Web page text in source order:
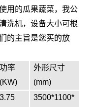
用的瓜果蔬菜，我公
洗机，设备大小可根
的主旨是您买的放
功率
(KW)
外形尺寸
(mm)
3.75
3500*1100*